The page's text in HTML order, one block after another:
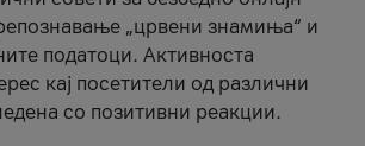
„црвени знамиња“ и
податоци. Активноста
кај посетители од различни
со позитивни реакции.